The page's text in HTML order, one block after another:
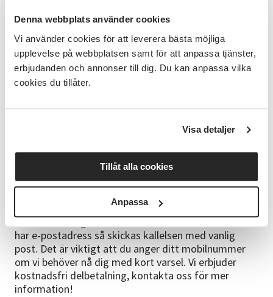
Denna webbplats använder cookies
Vi använder cookies för att leverera bästa möjliga
upplevelse på webbplatsen samt för att anpassa tjänster,
erbjudanden och annonser till dig. Du kan anpassa vilka
cookies du tillåter.
Visa detaljer
Tillåt alla cookies
Anpassa
Högskolan för Scen och Musik i Göteborg och i Roy
Hart Center Voicework i Frankrike. Under många år
sjöng Anna latinamerikanska folksånger och
argentinsk tango. I längtan och sökande efter sina
finska rötter och ett förlorat språk har hon nu
utforskat den finska tangon och förenat den med
för att läsa mer om Anna på hennes hemsida.
Du får en bekräftelse när du genomfört din
Kallelse skickas ca 2-4 veckor innan kursstart till den
e-postadress som du angett. Väljer du
Klarnabetalning skickas kallelsen direkt. Om du inte
har e-postadress så skickas kallelsen med vanlig
post. Det är viktigt att du anger ditt mobilnummer
om vi behöver nå dig med kort varsel. Vi erbjuder
kostnadsfri delbetalning, kontakta oss för mer
information!